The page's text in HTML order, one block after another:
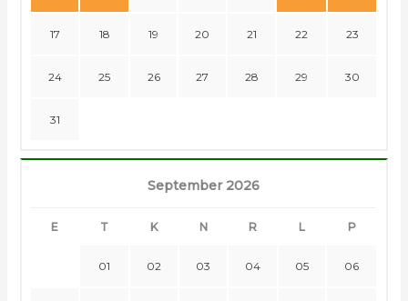
17 18 19 20 21 22 23
24 25 26 27 28 29 30
31
September 2026
E T K N R L P
01 02 03 04 05 06